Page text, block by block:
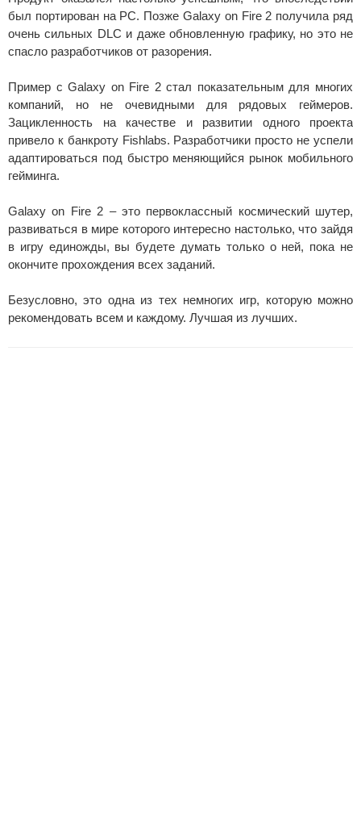
был портирован на PC. Позже Galaxy on Fire 2 получила ряд
очень сильных DLC и даже обновленную графику, но это не
спасло разработчиков от разорения.
Пример с Galaxy on Fire 2 стал показательным для многих
компаний, но не очевидными для рядовых геймеров.
Зацикленность на качестве и развитии одного проекта
привело к банкроту Fishlabs. Разработчики просто не успели
адаптироваться под быстро меняющийся рынок мобильного
гейминга.
Galaxy on Fire 2 – это первоклассный космический шутер,
развиваться в мире которого интересно настолько, что зайдя
в игру единожды, вы будете думать только о ней, пока не
окончите прохождения всех заданий.
Безусловно, это одна из тех немногих игр, которую можно
рекомендовать всем и каждому. Лучшая из лучших.